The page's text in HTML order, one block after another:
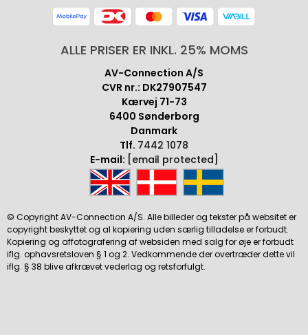
ALLE PRISER ER INKL. 25% MOMS
AV-Connection A/S
CVR nr.: DK27907547
Kærvej 71-73
6400 Sønderborg
Danmark
Tlf. 7442 1078
E-mail: [email protected]
© Copyright AV-Connection A/S. Alle billeder og tekster på websitet er
copyright beskyttet og al kopiering uden særlig tilladelse er forbudt.
Kopiering og affotografering af websiden med salg for øje er forbudt
iflg. ophavsretsloven § 1 og 2. Vedkommende der overtræder dette vil
iflg. § 38 blive afkrævet vederlag og retsforfulgt.